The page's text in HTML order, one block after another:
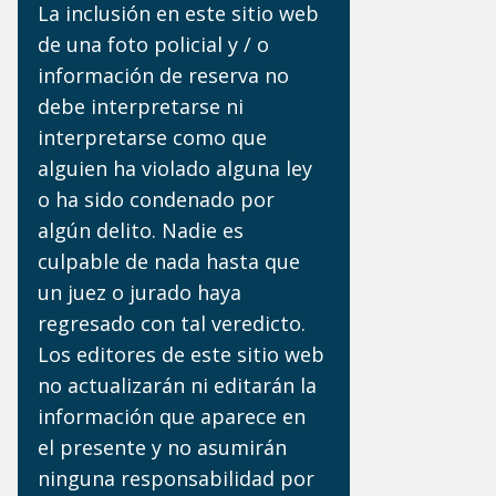
La inclusión en este sitio web
de una foto policial y / o
información de reserva no
debe interpretarse ni
interpretarse como que
alguien ha violado alguna ley
o ha sido condenado por
algún delito. Nadie es
culpable de nada hasta que
un juez o jurado haya
regresado con tal veredicto.
Los editores de este sitio web
no actualizarán ni editarán la
información que aparece en
el presente y no asumirán
ninguna responsabilidad por